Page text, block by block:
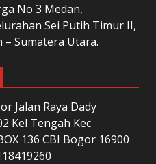
No 3 Medan,
Sei Putih Timur II,
– Sumatera Utara.
Jalan Raya Dady
Kel Tengah Kec
136 CBI Bogor 16900